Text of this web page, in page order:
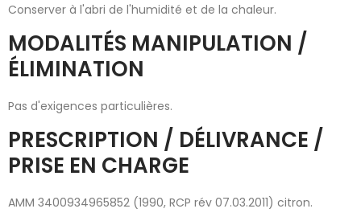
Conserver à l'abri de l'humidité et de la chaleur.
MODALITÉS MANIPULATION /
ÉLIMINATION
Pas d'exigences particulières.
PRESCRIPTION / DÉLIVRANCE /
PRISE EN CHARGE
AMM 3400934965852 (1990, RCP rév 07.03.2011) citron.